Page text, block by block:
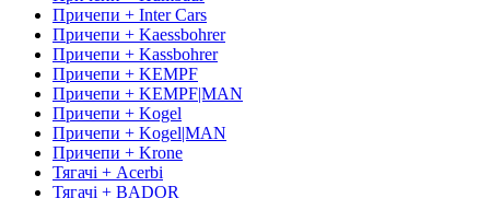
Причепи + Inter Cars
Причепи + Kaessbohrer
Причепи + Kassbohrer
Причепи + KEMPF
Причепи + KEMPF|MAN
Причепи + Kogel
Причепи + Kogel|MAN
Причепи + Krone
Тягачі + Acerbi
Тягачі + BADOR